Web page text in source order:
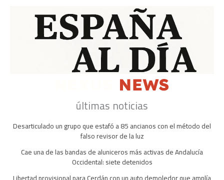
últimas noticias
Desarticulado un grupo que estafó a 85 ancianos con el método del
falso revisor de la luz
Cae una de las bandas de aluniceros más activas de Andalucía
Occidental: siete detenidos